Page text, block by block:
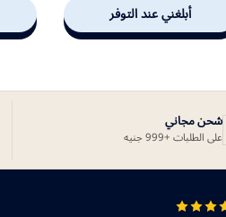
أبلغني عند التوفر
شحن مجاني
على الطلبات +999 جنيه